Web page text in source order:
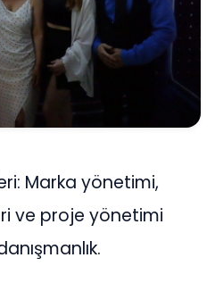
Marka yönetimi,
ve proje yönetimi